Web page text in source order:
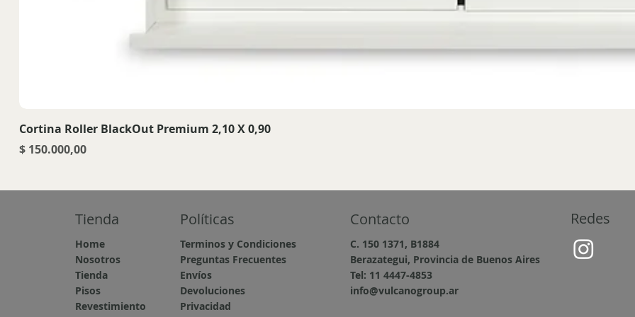
Cortina Roller BlackOut Premium 2,10 X 0,90
Precio
$ 150.000,00
Tienda
Home
Nosotros
Tienda
Pisos
Revestimiento
Políticas
Terminos y Condiciones
Preguntas Frecuentes
Envíos
Devoluciones
Privacidad
Contacto
C. 150 1371, B1884
Berazategui, Provincia de Buenos Aires
Tel: 11 4447-4853
info@vulcanogroup.ar
Redes